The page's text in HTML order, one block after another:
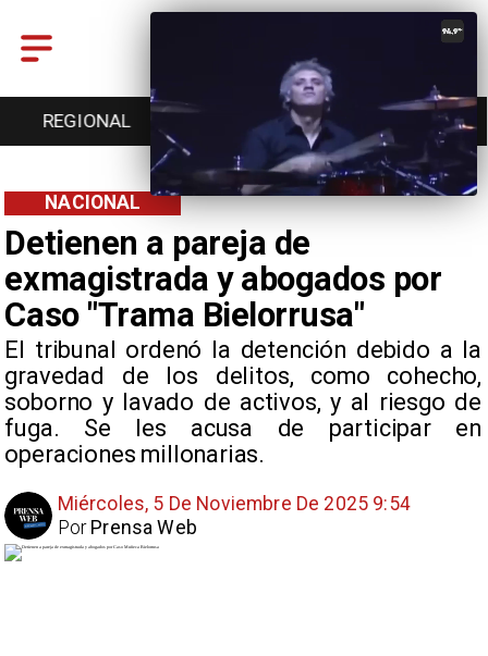
ENTRETENCIÓN DEPORTES CULTURA
Detienen a pareja de
exmagistrada y abogados por
Caso "Trama Bielorrusa"
El tribunal ordenó la detención debido a la
gravedad de los delitos, como cohecho,
soborno y lavado de activos, y al riesgo de
fuga. Se les acusa de participar en
operaciones millonarias.
NACIONAL
Miércoles, 5 De Noviembre De 2025 9:54
Prensa Web
Por